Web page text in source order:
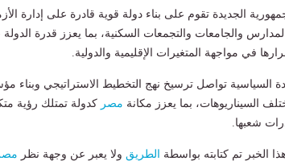
الجديدة تقوم على بناء دولة قوية قادرة على إدارة
والجامعات والتجمعات السكنية، بما يعزز قدرة
في مواجهة المتغيرات الإقليمية والدولية.
السياسية تواصل ترسيخ نهج التخطيط الاستراتيجي وبناء
السيناريوهات، بما يعزز مكانة مصر كدولة تمتلك رؤية
شعبها.
الخبر تم كتابته بواسطة الطريق ولا يعبر عن وجهة نظر